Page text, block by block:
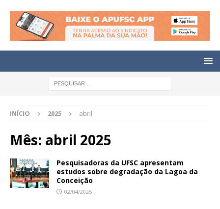
INÍCIO 2025 abril
Mês: abril 2025
Pesquisadoras da UFSC apresentam
estudos sobre degradação da Lagoa da
Conceição
02/04/2025